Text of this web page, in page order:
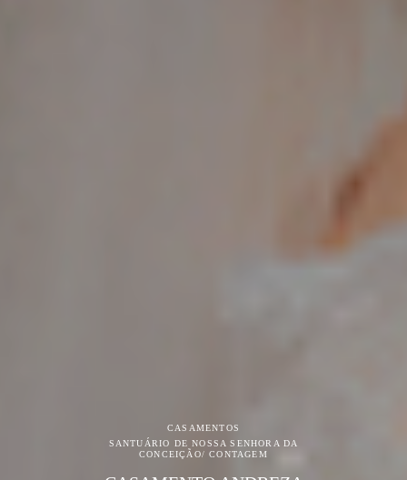
CASAMENTOS
SANTUÁRIO DE NOSSA SENHORA DA
CONCEIÇÃO/ CONTAGEM